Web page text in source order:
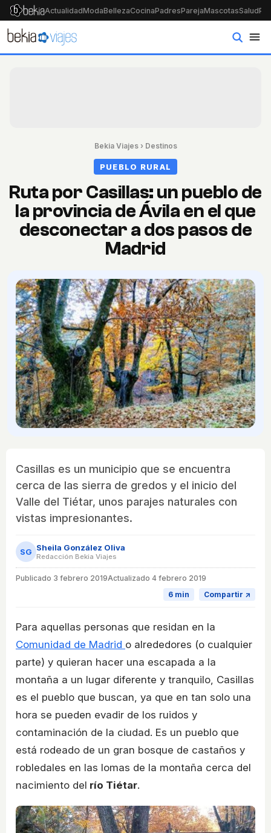
ActualidadModaBellezaCocinaPadresParejaMascotasSalud
Bekia Viajes› Destinos
PUEBLO RURAL
Ruta por Casillas: un pueblo de
la provincia de Ávila en el que
desconectar a dos pasos de
Madrid
Casillas es un municipio que se encuentra
cerca de las sierra de gredos y el inicio del
Valle del Tiétar, unos parajes naturales con
vistas impresionantes.
SG Sheila González Oliva
Redacción Bekia Viajes
Publicado 3 febrero 2019Actualizado 4 febrero 2019
6 min
Compartir ↗
Para aquellas personas que residan en la
Comunidad de Madrid o alrededores (o cualquier
parte) y quieran hacer una escapada a la
montaña a un lugar diferente y tranquilo, Casillas
es el pueblo que buscan, ya que en tan solo una
hora se pueden evadir de los ruidos y
contaminación de la ciudad. Es un pueblo que
está rodeado de un gran bosque de castaños y
robledales en las lomas de la montaña cerca del
nacimiento del río Tiétar.